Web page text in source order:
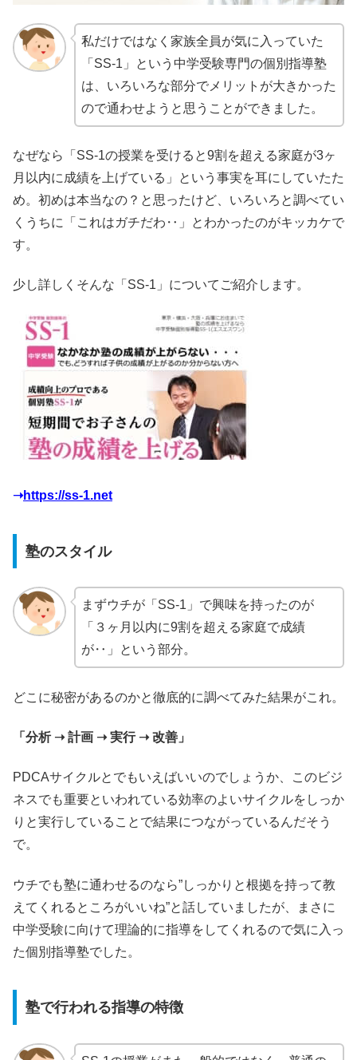
私だけではなく家族全員が気に入っていた
「SS-1」という中学受験専門の個別指導塾
は、いろいろな部分でメリットが大きかった
ので通わせようと思うことができました。
なぜなら「SS-1の授業を受けると9割を超える家庭が3ヶ
月以内に成績を上げている」という事実を耳にしていたた
め。初めは本当なの？と思ったけど、いろいろと調べてい
くうちに「これはガチだわ‥」とわかったのがキッカケで
す。
少し詳しくそんな「SS-1」についてご紹介します。
➝https://ss-1.net
塾のスタイル
まずウチが「SS-1」で興味を持ったのが
「３ヶ月以内に9割を超える家庭で成績
が‥」という部分。
どこに秘密があるのかと徹底的に調べてみた結果がこれ。
「分析 ➝ 計画 ➝ 実行 ➝ 改善」
PDCAサイクルとでもいえばいいのでしょうか、このビジ
ネスでも重要といわれている効率のよいサイクルをしっか
りと実行していることで結果につながっているんだそう
で。
ウチでも塾に通わせるのなら”しっかりと根拠を持って教
えてくれるところがいいね”と話していましたが、まさに
中学受験に向けて理論的に指導をしてくれるので気に入っ
た個別指導塾でした。
塾で行われる指導の特徴